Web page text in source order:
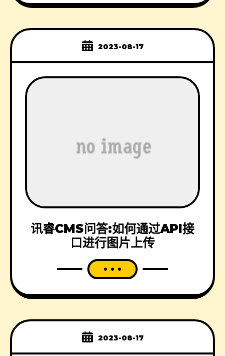
2023-08-17
讯睿CMS问答:如何通过API接
口进行图片上传
2023-08-17